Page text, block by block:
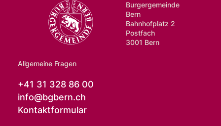
Burgergemeinde
Bern
Bahnhofplatz 2
Postfach
3001 Bern
Allgemeine Fragen
+41 31 328 86 00
info@bgbern.ch
Kontaktformular